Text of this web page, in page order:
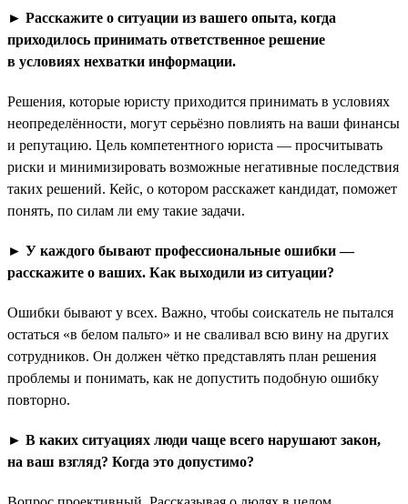
► Расскажите о ситуации из вашего опыта, когда
приходилось принимать ответственное решение
в условиях нехватки информации.
Решения, которые юристу приходится принимать в условиях
неопределённости, могут серьёзно повлиять на ваши финансы
и репутацию. Цель компетентного юриста — просчитывать
риски и минимизировать возможные негативные последствия
таких решений. Кейс, о котором расскажет кандидат, поможет
понять, по силам ли ему такие задачи.
► У каждого бывают профессиональные ошибки —
расскажите о ваших. Как выходили из ситуации?
Ошибки бывают у всех. Важно, чтобы соискатель не пытался
остаться «в белом пальто» и не сваливал всю вину на других
сотрудников. Он должен чётко представлять план решения
проблемы и понимать, как не допустить подобную ошибку
повторно.
► В каких ситуациях люди чаще всего нарушают закон,
на ваш взгляд? Когда это допустимо?